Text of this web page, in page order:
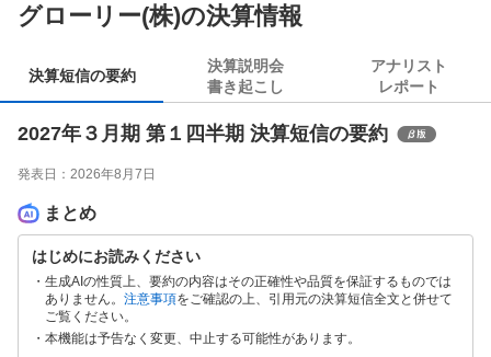
グローリー(株)の決算情報
決算短信の要約
決算説明会
書き起こし
アナリスト
レポート
2027年３月期 第１四半期 決算短信の要約
発表日： 2026年8月7日
まとめ
はじめにお読みください
生成AIの性質上、要約の内容はその正確性や品質を保証するものでは
ありません。 注意事項をご確認の上、引用元の決算短信全文と併せて
ご覧ください。
本機能は予告なく変更、中止する可能性があります。